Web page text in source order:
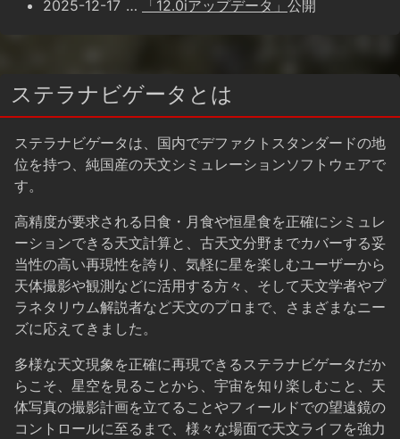
2025-12-17 … 「12.0iアップデータ」 公開
ステラナビゲータとは
ステラナビゲータは、国内でデファクトスタンダードの地
位を持つ、純国産の天文シミュレーションソフトウェアで
す。
高精度が要求される日食・月食や恒星食を正確にシミュレ
ーションできる天文計算と、古天文分野までカバーする妥
当性の高い再現性を誇り、気軽に星を楽しむユーザーから
天体撮影や観測などに活用する方々、そして天文学者やプ
ラネタリウム解説者など天文のプロまで、さまざまなニー
ズに応えてきました。
多様な天文現象を正確に再現できるステラナビゲータだか
らこそ、星空を見ることから、宇宙を知り楽しむこと、天
体写真の撮影計画を立てることやフィールドでの望遠鏡の
コントロールに至るまで、様々な場面で天文ライフを強力